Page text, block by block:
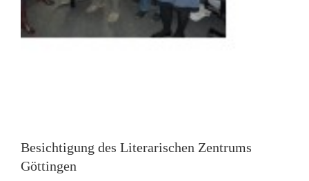
Besichtigung des Literarischen Zentrums
Göttingen